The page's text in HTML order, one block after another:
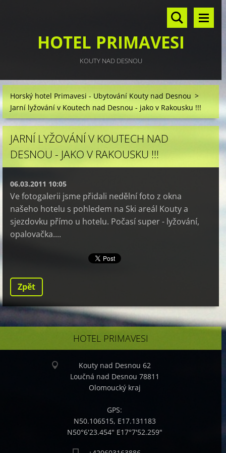
HOTEL PRIMAVESI
KOUTY NAD DESNOU
Horský hotel Primavesi - Ubytování Kouty nad Desnou >
Jarní lyžování v Koutech nad Desnou - jako v Rakousku !!!
JARNÍ LYŽOVÁNÍ V KOUTECH NAD
DESNOU - JAKO V RAKOUSKU !!!
06.03.2011 10:05
Ve fotogalerii jsme přidali nedělní foto z okna
našeho hotelu s pohledem na Ski areál Kouty a
sjezdovku přímo u hotelu. Počasí super - lyžování,
opalovačka....
Zpět
HOTEL PRIMAVESI
Kouty nad Desnou 62
Loučná nad Desnou 78811
Olomoucký kraj
GPS:
N50.106515, E17.131183
N50°6'23.454" E17°7'52.259"